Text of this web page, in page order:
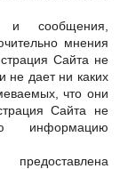
и сообщения,
мнения
Сайта не
не дает ни каких
что они
Сайта не
информацию